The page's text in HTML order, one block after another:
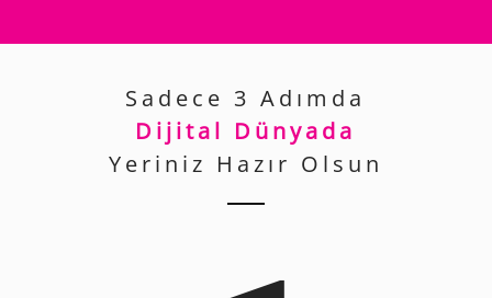
Sadece 3 Adımda
Dijital Dünyada
Yeriniz Hazır Olsun